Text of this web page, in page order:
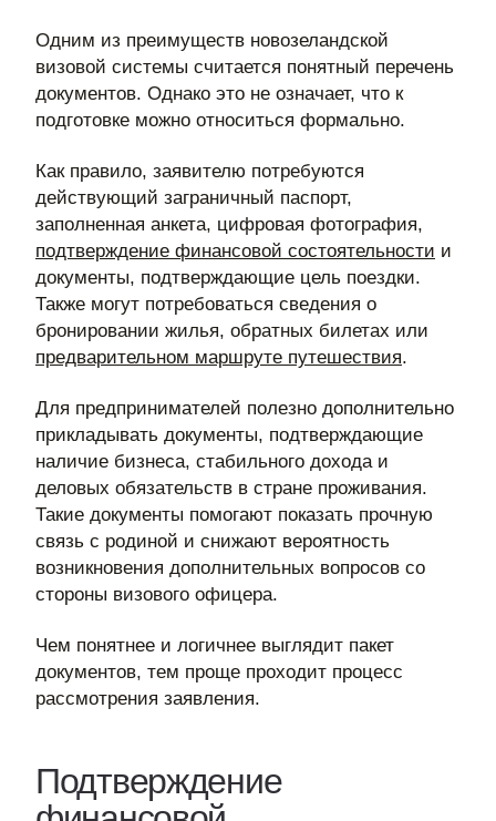
Одним из преимуществ новозеландской
визовой системы считается понятный перечень
документов. Однако это не означает, что к
подготовке можно относиться формально.
Как правило, заявителю потребуются
действующий заграничный паспорт,
заполненная анкета, цифровая фотография,
подтверждение финансовой состоятельности и
документы, подтверждающие цель поездки.
Также могут потребоваться сведения о
бронировании жилья, обратных билетах или
предварительном маршруте путешествия.
Для предпринимателей полезно дополнительно
прикладывать документы, подтверждающие
наличие бизнеса, стабильного дохода и
деловых обязательств в стране проживания.
Такие документы помогают показать прочную
связь с родиной и снижают вероятность
возникновения дополнительных вопросов со
стороны визового офицера.
Чем понятнее и логичнее выглядит пакет
документов, тем проще проходит процесс
рассмотрения заявления.
Подтверждение